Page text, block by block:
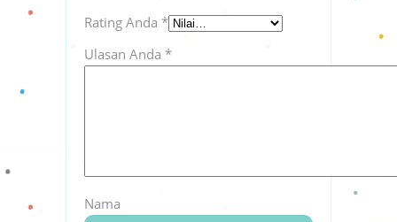
Rating Anda *
Ulasan Anda *
Nama